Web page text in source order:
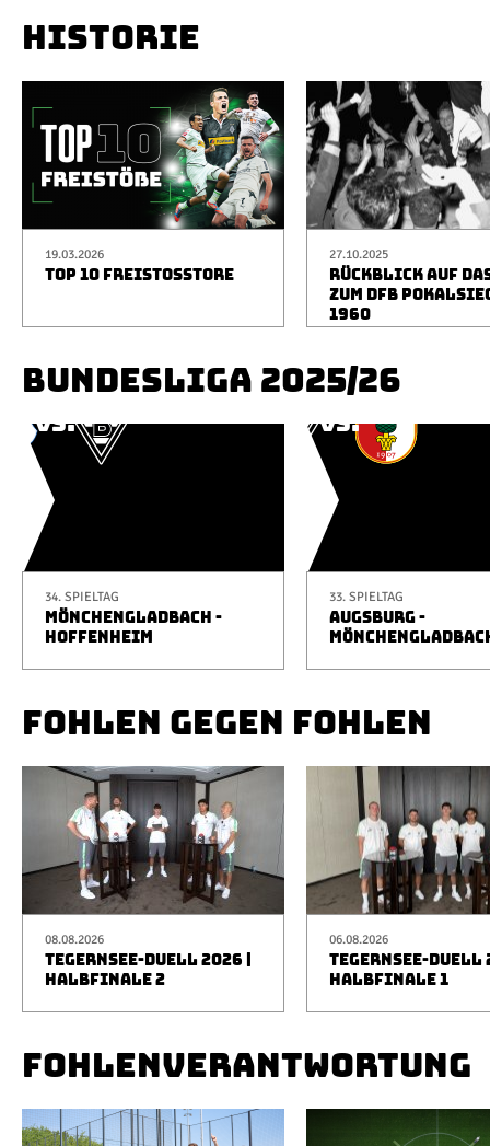
HISTORIE
19.03.2026
TOP 10 FREISTOSSTORE
27.10.2025
RÜCKBLICK AUF
ZUM DFB
1960
BUNDESLIGA 2025/26
34. SPIELTAG
MÖNCHENGLADBACH -
HOFFENHEIM
33. SPIELTAG
AUGSBURG -
FOHLEN GEGEN FOHLEN
08.08.2026
TEGERNSEE-DUELL 2026 |
HALBFINALE 2
06.08.2026
TEGERNSEE-DUELL
HALBFINALE 1
FOHLENVERANTWORTUNG